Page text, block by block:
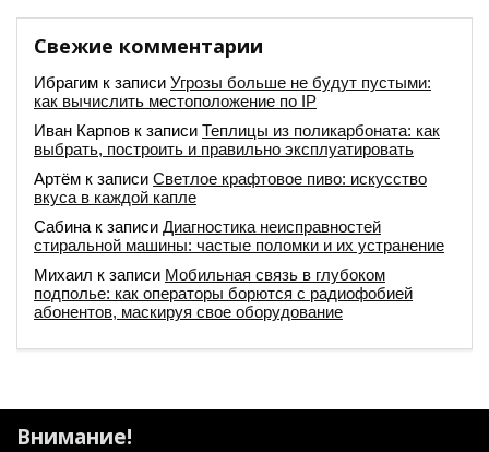
Свежие комментарии
Ибрагим к записи Угрозы больше не будут пустыми:
как вычислить местоположение по IP
Иван Карпов к записи Теплицы из поликарбоната: как
выбрать, построить и правильно эксплуатировать
Артём к записи Светлое крафтовое пиво: искусство
вкуса в каждой капле
Сабина к записи Диагностика неисправностей
стиральной машины: частые поломки и их устранение
Михаил к записи Мобильная связь в глубоком
подполье: как операторы борются с радиофобией
абонентов, маскируя свое оборудование
Внимание!